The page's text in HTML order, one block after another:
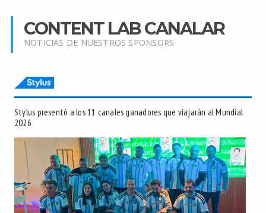
CONTENT LAB CANALAR
NOTICIAS DE NUESTROS SPONSORS
Stylus presentó a los 11 canales ganadores que viajarán al Mundial
2026